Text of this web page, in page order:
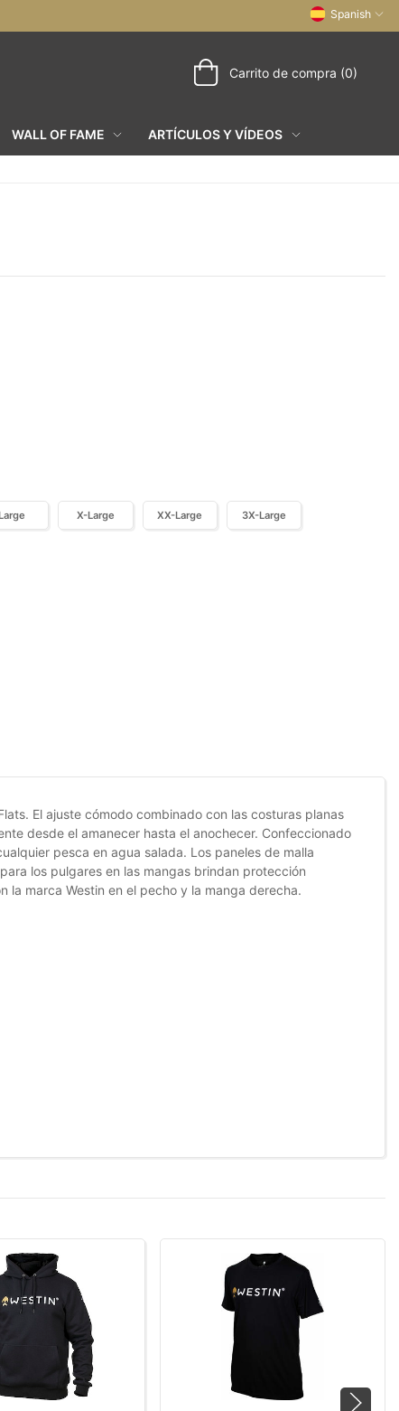
Spanish
Carrito de compra (0)
WALL OF FAME ARTÍCULOS Y VÍDEOS
X-Large XX-Large 3X-Large
El ajuste cómodo combinado con las costuras planas
desde el amanecer hasta el anochecer. Confeccionado
pesca en agua salada. Los paneles de malla
los pulgares en las mangas brindan protección
la marca Westin en el pecho y la manga derecha.